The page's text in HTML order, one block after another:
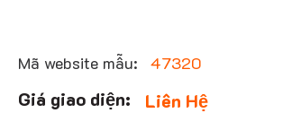
Mã website mẫu: 47320
Liên Hệ